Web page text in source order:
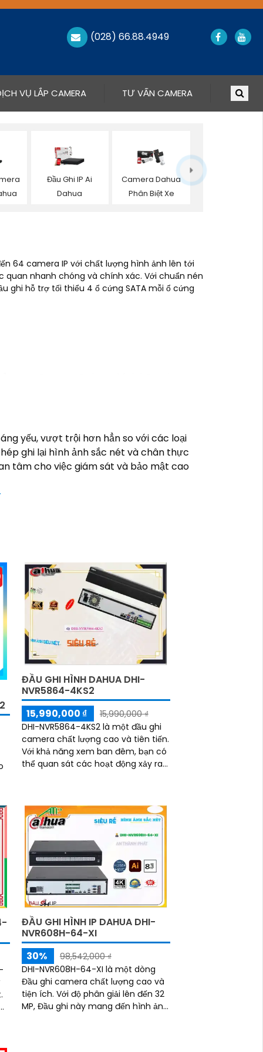
(028) 66.88.4949
VỤ LẮP CAMERA TƯ VẤN CAMERA
Đầu Ghi IP Ai
Dahua
Camera Dahua
Phân Biệt Xe
64 camera IP với chất lượng hình ảnh lên tới
quan nhanh chóng và chính xác. Với chuẩn nén
ghi hỗ trợ tối thiểu 4 ổ cứng SATA mỗi ổ cứng
Nếu bạn có thêm câu hỏi hoặc cần
yếu, vượt trội hơn hẳn so với các loại
ghi lại hình ảnh sắc nét và chân thực
tâm cho việc giám sát và bảo mật cao
ĐẦU GHI HÌNH DAHUA DHI-
NVR5864-4KS2
15,990,000 ₫
15,990,000 ₫
DHI-NVR5864-4KS2 là một đầu ghi
camera chất lượng cao và tiên tiến.
Với khả năng xem ban đêm, bạn có
thể quan sát các hoạt động xảy ra
ĐẦU GHI HÌNH IP DAHUA DHI-
NVR608H-64-XI
30%
98,542,000 ₫
DHI-NVR608H-64-XI là một dòng
Đầu ghi camera chất lượng cao và
tiện ích. Với độ phân giải lên đến 32
MP, Đầu ghi này mang đến hình ảnh